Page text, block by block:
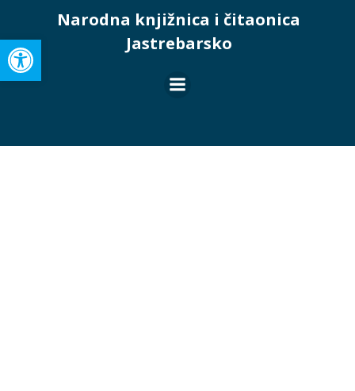
to
content
Narodna knjižnica i čitaonica
Jastrebarsko
Open toolbar